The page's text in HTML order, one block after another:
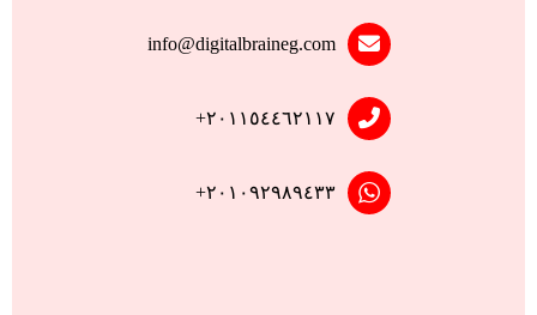
info@digitalbraineg.com
٢٠١١٥٤٤٦٢١١٧+
٢٠١٠٩٢٩٨٩٤٣٣+